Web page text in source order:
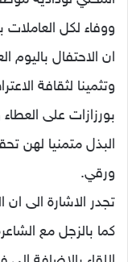
ووفاء لكل
ان الاحتفال باليوم
وتثمينا لثقافة
بورزازات على
البذل متمنيا لهن
ورقي.
تجدر الاشارة الى
كما بالزجل مع